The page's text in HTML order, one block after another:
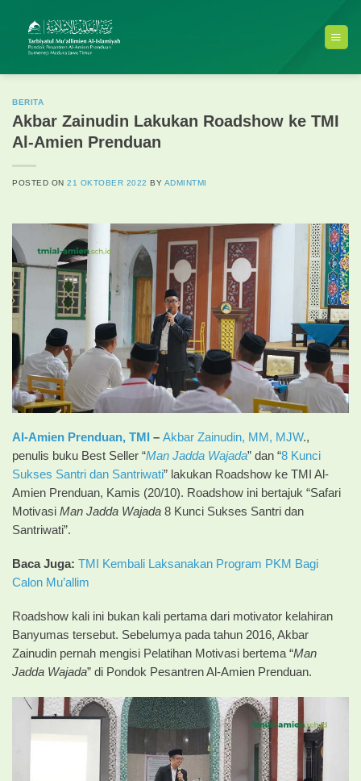
content
BERITA
Akbar Zainudin Lakukan Roadshow ke TMI
Al-Amien Prenduan
POSTED ON21 OKTOBER 2022 BY ADMINTMI
Al-Amien Prenduan, TMI – Akbar Zainudin, MM, MJW.,
penulis buku Best Seller “Man Jadda Wajada” dan “8 Kunci
Sukses Santri dan Santriwati” lakukan Roadshow ke TMI Al-
Amien Prenduan, Kamis (20/10). Roadshow ini bertajuk “Safari
Motivasi Man Jadda Wajada 8 Kunci Sukses Santri dan
Santriwati”.
Baca Juga: TMI Kembali Laksanakan Program PKM Bagi
Calon Mu’allim
Roadshow kali ini bukan kali pertama dari motivator kelahiran
Banyumas tersebut. Sebelumya pada tahun 2016, Akbar
Zainudin pernah mengisi Pelatihan Motivasi bertema “Man
Jadda Wajada” di Pondok Pesantren Al-Amien Prenduan.